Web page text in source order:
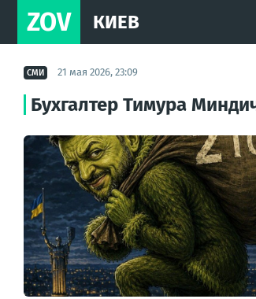
ZOV КИЕВ
СМИ 21 мая 2026, 23:09
Бухгалтер Тимура